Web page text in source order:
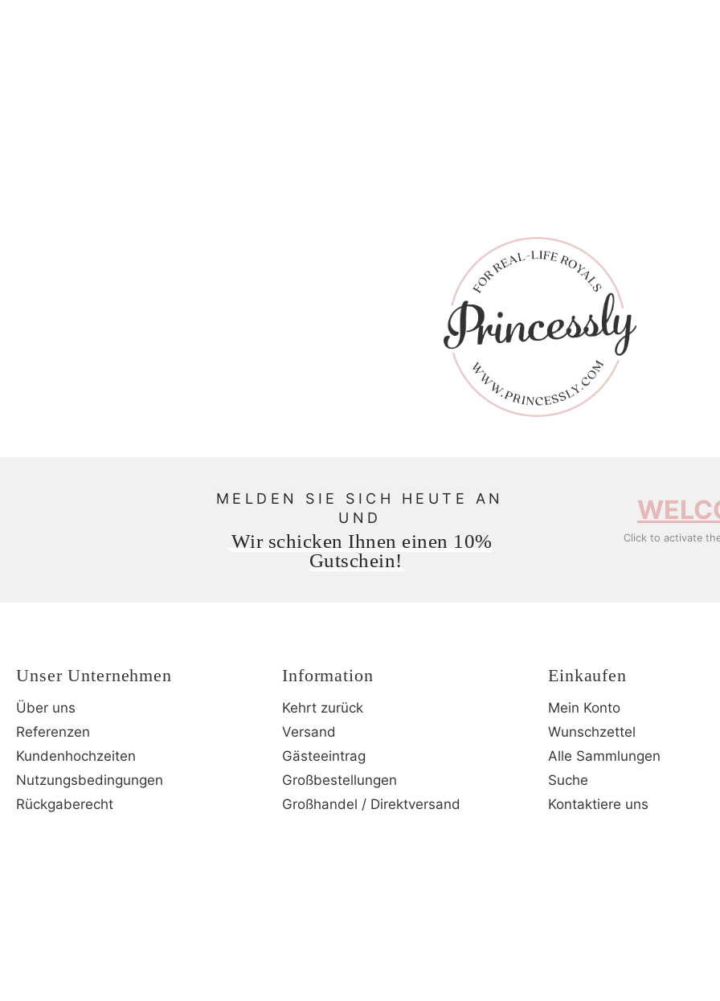
MELDEN SIE SICH HEUTE AN
UND
Wir schicken Ihnen einen 10%
Gutschein!
Click to activate
Unser Unternehmen
Über uns
Referenzen
Kundenhochzeiten
Nutzungsbedingungen
Rückgaberecht
Information
Kehrt zurück
Versand
Gästeeintrag
Großbestellungen
Großhandel / Direktversand
Einkaufen
Mein Konto
Wunschzettel
Alle Sammlungen
Suche
Kontaktiere uns